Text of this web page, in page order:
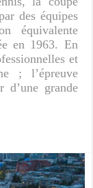
des équipes
équivalente
en 1963. En
et
; l’épreuve
d’une grande